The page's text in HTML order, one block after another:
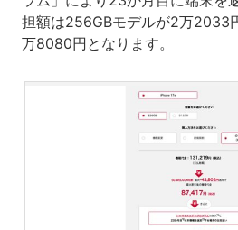
担額は256GBモデルが2万2033
万8080円となります。